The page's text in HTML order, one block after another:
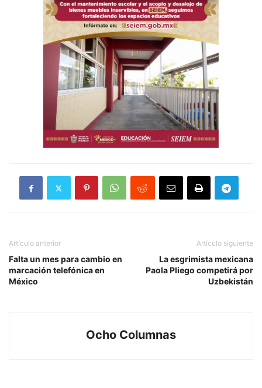
Artículo anterior
Falta un mes para cambio en
marcación telefónica en
México
Artículo siguiente
La esgrimista mexicana
Paola Pliego competirá por
Uzbekistán
Ocho Columnas